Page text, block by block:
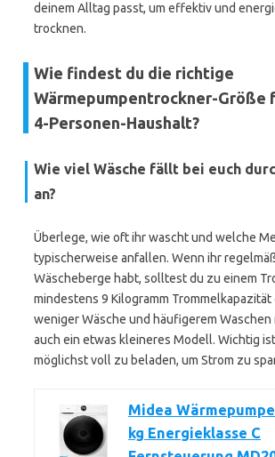
deinem Alltag passt, um effektiv und
trocknen.
Wie findest du die richtige
Wärmepumpentrockner-Größe
4-Personen-Haushalt?
Wie viel Wäsche fällt bei euch
an?
Überlege, wie oft ihr wascht und welche
typischerweise anfallen. Wenn ihr
Wäscheberge habt, solltest du zu einem
mindestens 9 Kilogramm Trommelkapazität
weniger Wäsche und häufigerem
auch ein etwas kleineres Modell. Wichtig
möglichst voll zu beladen, um Strom zu
Midea
kg Energieklasse C